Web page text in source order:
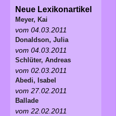
Neue Lexikonartikel
Meyer, Kai
vom 04.03.2011
Donaldson, Julia
vom 04.03.2011
Schlüter, Andreas
vom 02.03.2011
Abedi, Isabel
vom 27.02.2011
Ballade
vom 22.02.2011